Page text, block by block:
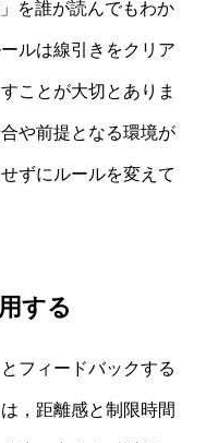
を誰が読んでもわか
ルは線引きをクリア
ことが大切とありま
や前提となる環境が
ずにルールを変えて
する
フィードバックする
，距離感と制限時間